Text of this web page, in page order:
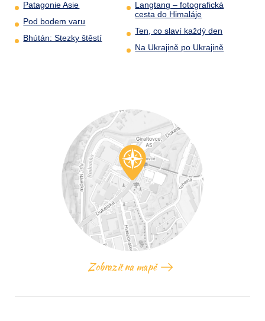
Patagonie Asie
Pod bodem varu
Bhútán: Stezky štěstí
Langtang – fotografická
cesta do Himaláje
Ten, co slaví každý den
Na Ukrajině po Ukrajině
Zobrazit na mapě